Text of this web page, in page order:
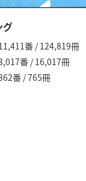
グ
番 / 124,819冊
番 / 16,017冊
番 / 765冊